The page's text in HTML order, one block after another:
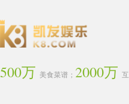
500万 美食菜谱； 2000万